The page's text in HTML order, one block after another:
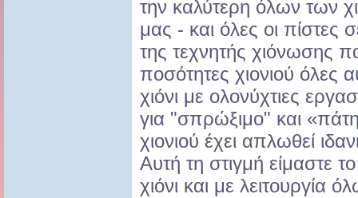
την καλύτερη όλων των
μας - και όλες οι πίστες
της τεχνητής χιόνωσης
ποσότητες χιονιού όλες
χιόνι με ολονύχτιες
για "σπρώξιμο" και
χιονιού έχει απλωθεί
Αυτή τη στιγμή είμαστε
χιόνι και με λειτουργία